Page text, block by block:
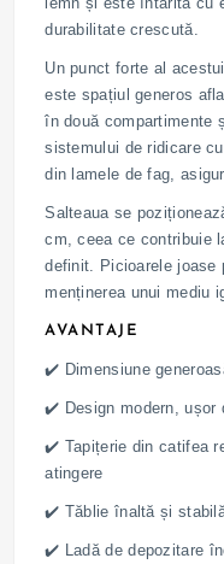
durabilitate crescută.
Un punct forte al
este spațiul generos
în două compartimente
sistemului de ridicare
din lamele de fag,
Salteaua se
cm, ceea ce contribuie
definit. Picioarele joase
menținerea unui mediu
AVANTAJE
✔️ Dimensiune
✔️ Design modern, ușor
✔️ Tapițerie din catifea
atingere
✔️ Tăblie înaltă și
✔️ Ladă de depozitare